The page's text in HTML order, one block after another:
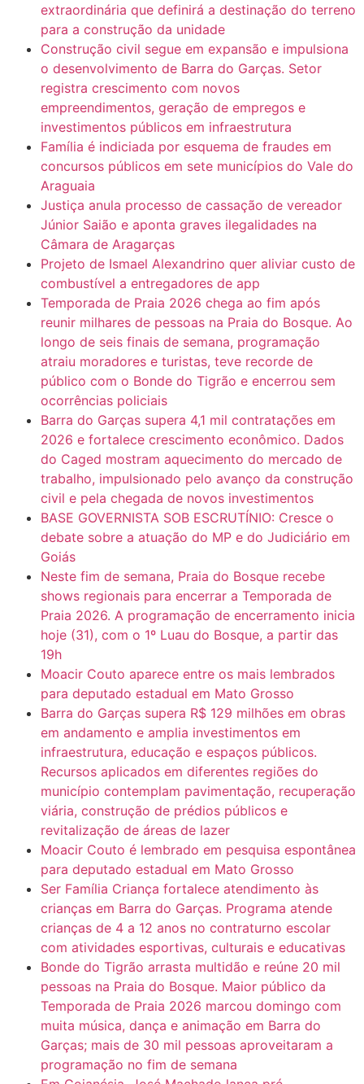
extraordinária que definirá a destinação do terreno
para a construção da unidade
Construção civil segue em expansão e impulsiona
o desenvolvimento de Barra do Garças. Setor
registra crescimento com novos
empreendimentos, geração de empregos e
investimentos públicos em infraestrutura
Família é indiciada por esquema de fraudes em
concursos públicos em sete municípios do Vale do
Araguaia
Justiça anula processo de cassação de vereador
Júnior Saião e aponta graves ilegalidades na
Câmara de Aragarças
Projeto de Ismael Alexandrino quer aliviar custo de
combustível a entregadores de app
Temporada de Praia 2026 chega ao fim após
reunir milhares de pessoas na Praia do Bosque. Ao
longo de seis finais de semana, programação
atraiu moradores e turistas, teve recorde de
público com o Bonde do Tigrão e encerrou sem
ocorrências policiais
Barra do Garças supera 4,1 mil contratações em
2026 e fortalece crescimento econômico. Dados
do Caged mostram aquecimento do mercado de
trabalho, impulsionado pelo avanço da construção
civil e pela chegada de novos investimentos
BASE GOVERNISTA SOB ESCRUTÍNIO: Cresce o
debate sobre a atuação do MP e do Judiciário em
Goiás
Neste fim de semana, Praia do Bosque recebe
shows regionais para encerrar a Temporada de
Praia 2026. A programação de encerramento inicia
hoje (31), com o 1º Luau do Bosque, a partir das
19h
Moacir Couto aparece entre os mais lembrados
para deputado estadual em Mato Grosso
Barra do Garças supera R$ 129 milhões em obras
em andamento e amplia investimentos em
infraestrutura, educação e espaços públicos.
Recursos aplicados em diferentes regiões do
município contemplam pavimentação, recuperação
viária, construção de prédios públicos e
revitalização de áreas de lazer
Moacir Couto é lembrado em pesquisa espontânea
para deputado estadual em Mato Grosso
Ser Família Criança fortalece atendimento às
crianças em Barra do Garças. Programa atende
crianças de 4 a 12 anos no contraturno escolar
com atividades esportivas, culturais e educativas
Bonde do Tigrão arrasta multidão e reúne 20 mil
pessoas na Praia do Bosque. Maior público da
Temporada de Praia 2026 marcou domingo com
muita música, dança e animação em Barra do
Garças; mais de 30 mil pessoas aproveitaram a
programação no fim de semana